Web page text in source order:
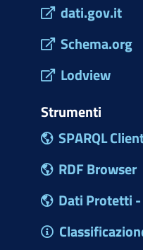
dati.gov.it
Schema.org
Lodview
Strumenti
SPARQL
RDF Browser
Dati Protetti -